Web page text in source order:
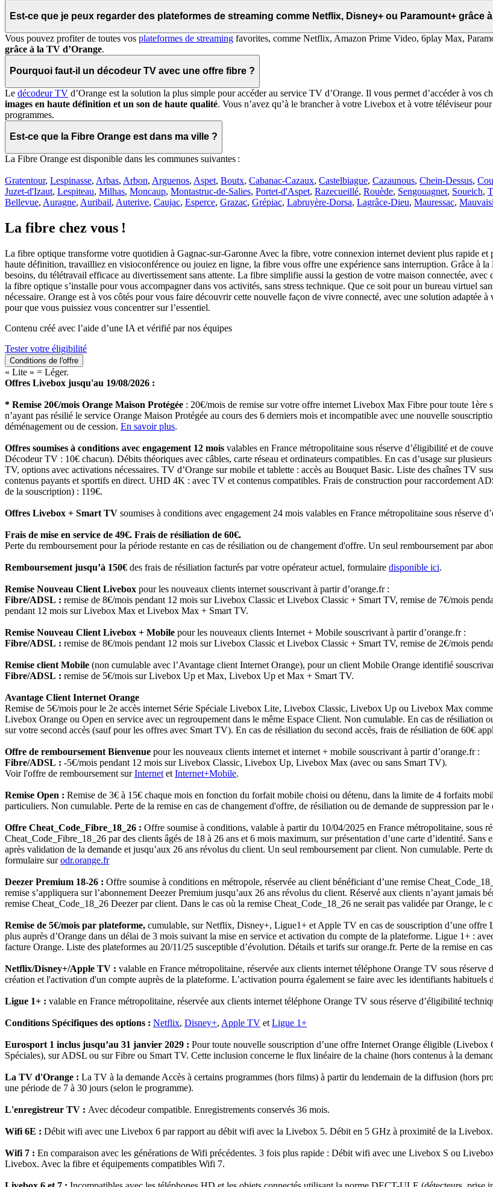
Est-ce que je peux regarder des plateformes de streaming comme Netflix, Disney+ ou Paramount+ grâce
Vous pouvez profiter de toutes vos plateformes de streaming favorites, comme Netflix, Amazon Prime Video, 6play Max,
grâce à la TV d’Orange.
Pourquoi faut-il un décodeur TV avec une offre fibre ?
Le décodeur TV d’Orange est la solution la plus simple pour accéder au service TV d’Orange. Il vous permet d’accéder à vos
images en haute définition et un son de haute qualité. Vous n’avez qu’à le brancher à votre Livebox et à votre téléviseur
programmes.
Est-ce que la Fibre Orange est dans ma ville ?
La Fibre Orange est disponible dans les communes suivantes :
Gratentour, Lespinasse, Arbas, Arbon, Arguenos, Aspet, Boutx, Cabanac-Cazaux, Castelbiague, Cazaunous, Chein-Dessus,
Juzet-d'Izaut, Lespiteau, Milhas, Moncaup, Montastruc-de-Salies, Portet-d'Aspet, Razecueillé, Rouède, Sengouagnet, Soueich,
Bellevue, Auragne, Auribail, Auterive, Caujac, Esperce, Grazac, Grépiac, Labruyère-Dorsa, Lagrâce-Dieu, Mauressac,
La fibre chez vous !
La fibre optique transforme votre quotidien à Gagnac-sur-Garonne Avec la fibre, votre connexion internet devient plus rapide
haute définition, travailliez en visioconférence ou jouiez en ligne, la fibre vous offre une expérience sans interruption. Grâce à
besoins, du télétravail efficace au divertissement sans attente. La fibre simplifie aussi la gestion de votre maison connectée,
la fibre optique s’installe pour vous accompagner dans vos activités, sans stress technique. Que ce soit pour un bureau virtuel
nécessaire. Orange est à vos côtés pour vous faire découvrir cette nouvelle façon de vivre connecté, avec une solution adaptée
pour que vous puissiez vous concentrer sur l’essentiel.
Contenu créé avec l’aide d’une IA et vérifié par nos équipes
Tester votre éligibilité
Conditions de l'offre
« Lite » = Léger.
Offres Livebox jusqu'au 19/08/2026 :
* Remise 20€/mois Orange Maison Protégée : 20€/mois de remise sur votre offre internet Livebox Max Fibre pour toute
n’ayant pas résilié le service Orange Maison Protégée au cours des 6 derniers mois et incompatible avec une nouvelle
déménagement ou de cession. En savoir plus.
Offres soumises à conditions avec engagement 12 mois valables en France métropolitaine sous réserve d’éligibilité et de
Décodeur TV : 10€ chacun). Débits théoriques avec câbles, carte réseau et ordinateurs compatibles. En cas d’usage sur
TV, options avec activations nécessaires. TV d’Orange sur mobile et tablette : accès au Bouquet Basic. Liste des chaînes TV
contenus payants et sportifs en direct. UHD 4K : avec TV et contenus compatibles. Frais de construction pour raccordement
de la souscription) : 119€.
Offres Livebox + Smart TV soumises à conditions avec engagement 24 mois valables en France métropolitaine sous réserve
Frais de mise en service de 49€. Frais de résiliation de 60€.
Perte du remboursement pour la période restante en cas de résiliation ou de changement d'offre. Un seul remboursement par
Remboursement jusqu’à 150€ des frais de résiliation facturés par votre opérateur actuel, formulaire disponible ici.
Remise Nouveau Client Livebox pour les nouveaux clients internet souscrivant à partir d’orange.fr :
Fibre/ADSL : remise de 8€/mois pendant 12 mois sur Livebox Classic et Livebox Classic + Smart TV, remise de 7€/mois
pendant 12 mois sur Livebox Max et Livebox Max + Smart TV.
Remise Nouveau Client Livebox + Mobile pour les nouveaux clients Internet + Mobile souscrivant à partir d’orange.fr :
Fibre/ADSL : remise de 8€/mois pendant 12 mois sur Livebox Classic et Livebox Classic + Smart TV, remise de 2€/mois
Remise client Mobile (non cumulable avec l’Avantage client Internet Orange), pour un client Mobile Orange identifié
Fibre/ADSL : remise de 5€/mois sur Livebox Up et Max, Livebox Up et Max + Smart TV.
Avantage Client Internet Orange
Remise de 5€/mois pour le 2e accès internet Série Spéciale Livebox Lite, Livebox Classic, Livebox Up ou Livebox Max
Livebox Orange ou Open en service avec un regroupement dans le même Espace Client. Non cumulable. En cas de résiliation
sur votre second accès (sauf pour les offres avec Smart TV). En cas de résiliation du second accès, frais de résiliation de 60€
Offre de remboursement Bienvenue pour les nouveaux clients internet et internet + mobile souscrivant à partir d’orange.fr :
Fibre/ADSL : -5€/mois pendant 12 mois sur Livebox Classic, Livebox Up, Livebox Max (avec ou sans Smart TV).
Voir l'offre de remboursement surInternet et Internet+Mobile.
Remise Open : Remise de 3€ à 15€ chaque mois en fonction du forfait mobile choisi ou détenu, dans la limite de 4 forfaits
particuliers. Non cumulable. Perte de la remise en cas de changement d'offre, de résiliation ou de demande de suppression par le
Offre Cheat_Code_Fibre_18_26 : Offre soumise à conditions, valable à partir du 10/04/2025 en France métropolitaine, sous
Cheat_Code_Fibre_18_26 par des clients âgés de 18 à 26 ans et 6 mois maximum, sur présentation d’une carte d’identité.
après validation de la demande et jusqu’aux 26 ans révolus du client. Un seul remboursement par client. Non cumulable. Perte
formulaire surodr.orange.fr
Deezer Premium 18-26 : Offre soumise à conditions en métropole, réservée au client bénéficiant d’une remise
remise s’appliquera sur l’abonnement Deezer Premium jusqu’aux 26 ans révolus du client. Réservé aux clients n’ayant jamais
remise Cheat_Code_18_26 Deezer par client. Dans le cas où la remise Cheat_Code_18_26 ne serait pas validée par Orange, le
Remise de 5€/mois par plateforme, cumulable, sur Netflix, Disney+, Ligue1+ et Apple TV en cas de souscription d’une
plus auprès d’Orange dans un délai de 3 mois suivant la mise en service et activation du compte de la plateforme. Ligue 1+ :
facture Orange. Liste des plateformes au 20/11/25 susceptible d’évolution. Détails et tarifs sur orange.fr. Perte de la remise en
Netflix/Disney+/Apple TV : valable en France métropolitaine, réservée aux clients internet téléphone Orange TV sous
création et l'activation d'un compte auprès de la plateforme. L’activation pourra également se faire avec les identifiants habituels
Ligue 1+ : valable en France métropolitaine, réservée aux clients internet téléphone Orange TV sous réserve d’éligibilité
Conditions Spécifiques des options : Netflix, Disney+, Apple TV et Ligue 1+
Eurosport 1 inclus jusqu’au 31 janvier 2029 : Pour toute nouvelle souscription d’une offre Internet Orange éligible
Spéciales), sur ADSL ou sur Fibre ou Smart TV. Cette inclusion concerne le flux linéaire de la chaine (hors contenus à la
La TV d'Orange : La TV à la demande Accès à certains programmes (hors films) à partir du lendemain de la diffusion (hors
une période de 7 à 30 jours (selon le programme).
L'enregistreur TV : Avec décodeur compatible. Enregistrements conservés 36 mois.
Wifi 6E : Débit wifi avec une Livebox 6 par rapport au débit wifi avec la Livebox 5. Débit en 5 GHz à proximité de la
Wifi 7 : En comparaison avec les générations de Wifi précédentes. 3 fois plus rapide : Débit wifi avec une Livebox S ou
Livebox. Avec la fibre et équipements compatibles Wifi 7.